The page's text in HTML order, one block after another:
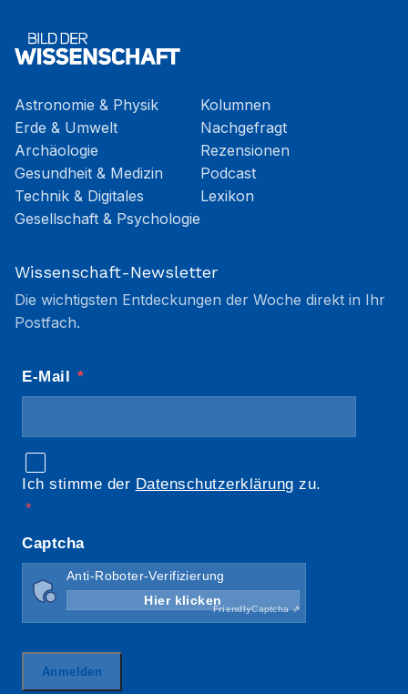
Astronomie & Physik
Erde & Umwelt
Archäologie
Gesundheit & Medizin
Technik & Digitales
Gesellschaft & Psychologie
Kolumnen
Nachgefragt
Rezensionen
Podcast
Lexikon
Wissenschaft-Newsletter
Die wichtigsten Entdeckungen der Woche direkt in Ihr
Postfach.